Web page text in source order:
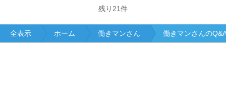
残り21件
全表示 ホーム 働きマンさん 働きマンさんの